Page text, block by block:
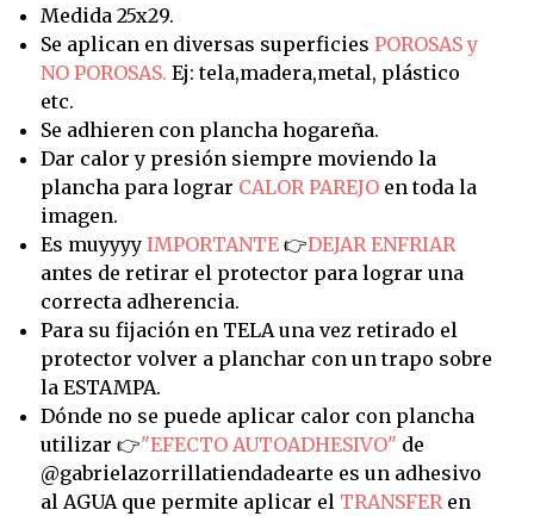
Medida 25x29.
Se aplican en diversas superficies POROSAS y
NO POROSAS. Ej: tela,madera,metal, plástico
etc.
Se adhieren con plancha hogareña.
Dar calor y presión siempre moviendo la
plancha para lograr CALOR PAREJOen toda la
imagen.
Es muyyyy IMPORTANTE👉DEJAR ENFRIAR
antes de retirar el protector para lograr una
correcta adherencia.
Para su fijación en TELA una vez retirado el
protector volver a planchar con un trapo sobre
la ESTAMPA.
Dónde no se puede aplicar calor con plancha
utilizar 👉"EFECTO AUTOADHESIVO" de
@gabrielazorrillatiendadearte es un adhesivo
al AGUA que permite aplicar el TRANSFERen